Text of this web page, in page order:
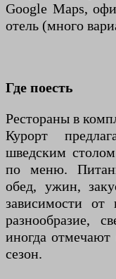
Google Maps,
отель (много
Где поесть
Рестораны в
Курорт
шведским
по меню.
обед, ужин,
зависимости от
разнообразие,
иногда
сезон.